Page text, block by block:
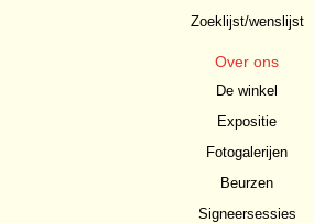
Zoeklijst/wenslijst
Over ons
De winkel
Expositie
Fotogalerijen
Beurzen
Signeersessies